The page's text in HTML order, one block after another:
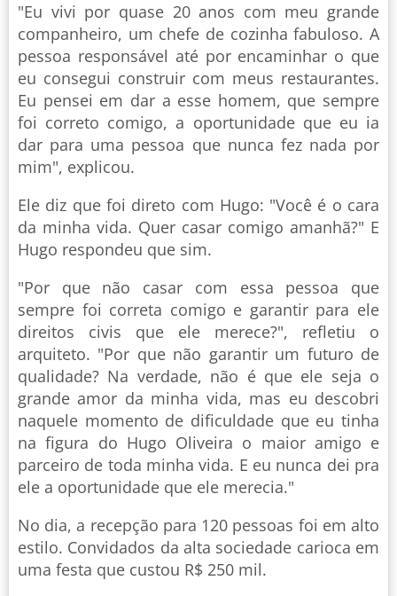
"Eu vivi por quase 20 anos com meu grande
companheiro, um chefe de cozinha fabuloso. A
pessoa responsável até por encaminhar o que
eu consegui construir com meus restaurantes.
Eu pensei em dar a esse homem, que sempre
foi correto comigo, a oportunidade que eu ia
dar para uma pessoa que nunca fez nada por
mim", explicou.
Ele diz que foi direto com Hugo: "Você é o cara
da minha vida. Quer casar comigo amanhã?" E
Hugo respondeu que sim.
"Por que não casar com essa pessoa que
sempre foi correta comigo e garantir para ele
direitos civis que ele merece?", refletiu o
arquiteto. "Por que não garantir um futuro de
qualidade? Na verdade, não é que ele seja o
grande amor da minha vida, mas eu descobri
naquele momento de dificuldade que eu tinha
na figura do Hugo Oliveira o maior amigo e
parceiro de toda minha vida. E eu nunca dei pra
ele a oportunidade que ele merecia."
No dia, a recepção para 120 pessoas foi em alto
estilo. Convidados da alta sociedade carioca em
uma festa que custou R$ 250 mil.